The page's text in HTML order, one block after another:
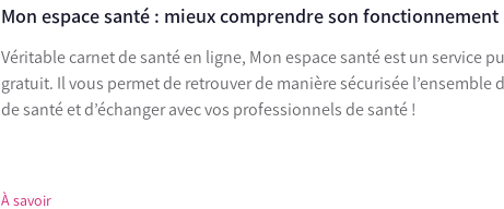
Mon espace santé : mieux comprendre son fonctionnement
Véritable carnet de santé en ligne, Mon espace santé est un service
gratuit. Il vous permet de retrouver de manière sécurisée l’ensemble
de santé et d’échanger avec vos professionnels de santé !
À savoir